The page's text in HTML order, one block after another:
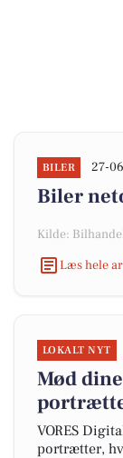
BILER 27-
Biler
Kilde:
Læs hele
LOKALT NYT
Mød
VORES
portrætter,